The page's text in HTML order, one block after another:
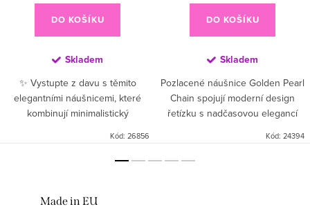
DO KOŠÍKU
Skladem
✨ Vystupte z davu s těmito
elegantními náušnicemi, které
kombinují minimalistický
krásou perly. Matně upravený
stříbrný půlkruh dodat šperku
Kód: 26856
DO KOŠÍKU
Skladem
Pozlacené náušnice Golden Pearl
Chain spojují moderní design
řetízku s nadčasovou elegancí
šperku moderní charakter,
zatímco hladká perla...
Kód: 24394
Made in EU